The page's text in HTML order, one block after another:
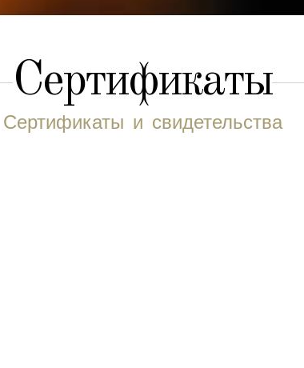
Сертификаты
Сертификаты и свидетельства